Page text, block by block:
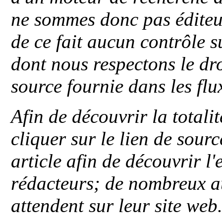
ne sommes donc pas
de ce fait aucun contrôle
dont nous respectons le
source fournie dans les
Afin de découvrir la
cliquer sur le lien de
article afin de découvrir
rédacteurs; de nombreux
attendent sur leur site